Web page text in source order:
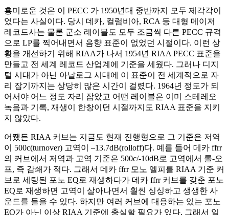
흥미로운 것은 이 PECC 가 1950년대 중반까지 모두 제각각이
었다는 사실이다. 당시 데카, 컬럼비아, RCA 등 대형 메이저
레코드사는 물론 군소 레이블도 모두 조금씩 다른 PECC 규격
으로 LP를 찍어내면서 음향 표준이 없었던 시절이다. 이런 상
황을 개선하기 위해 RIAA가 나서 1954년 RIAA PECC 표준을
만들고 전 세계 레코드 산업계에 기준을 세웠다. 그러나 디지
털 시대가 아닌 아날로그 시대에 이 표준이 전 세계적으로 자
리 잡기까지는 상당히 많은 시간이 걸렸다. 1964년 정도가 되
어서야 어느 정도 자리 잡았고 어떤 레이블은 이미 스테레오
녹음과 기록, 재생이 한창이던 시절까지도 RIAA 표준을 지키
지 않았다.
어쨌든 RIAA 커브는 지금도 현재 진행형으로 그 기준은 저역
이 500c(turnover) 고역이 –13.7dB(rolloff)다. 예를 들어 데카 ffrr
의 커브에서 저역과 고역 기준은 500c/-10dB로 고역에서 롤-오
프, 즉 감쇄가 적다. 그래서 데카 ffrr 모노 엘피를 RIAA 기준 커
브로 세팅된 포노 EQ로 재생하다가 데카 ffrr 커브를 갖춘 포노
EQ로 재생하면 고역이 살아나면서 훨씬 싱싱하고 생생한 사
운드를 들을 수 있다. 하지만 여러 커브에 대응하는 있는 포노
EQ가 아닌 이상 RIAA 기준에 충실할 필요가 있다. 그래서 일